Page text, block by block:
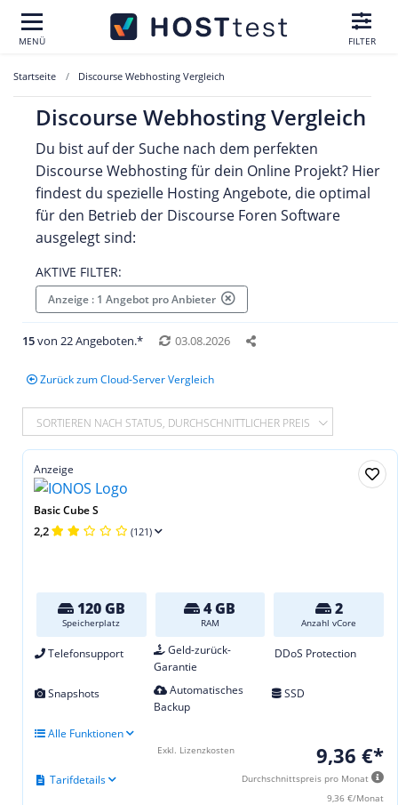
MENÜ FILTER
Startseite Discourse Webhosting Vergleich
Discourse Webhosting Vergleich
Du bist auf der Suche nach dem perfekten
Discourse Webhosting für dein Online Projekt? Hier
findest du spezielle Hosting Angebote, die optimal
für den Betrieb der Discourse Foren Software
ausgelegt sind:
AKTIVE FILTER:
Anzeige : 1 Angebot pro Anbieter
15von 22 Angeboten.* 03.08.2026
Zurück zum Cloud-Server Vergleich
SORTIEREN NACH STATUS, DURCHSCHNITTLICHER PREIS
Anzeige
Basic Cube S
2,2 (121)
120 GB
Speicherplatz
4 GB
RAM
2
Anzahl vCore
Telefonsupport
Geld-zurück-
Garantie
DDoS Protection
Snapshots
Automatisches
Backup
SSD
Alle Funktionen
9,36 €*
Durchschnittspreis pro Monat
9,36 €/Monat
Tarifdetails
Exkl. Lizenzkosten